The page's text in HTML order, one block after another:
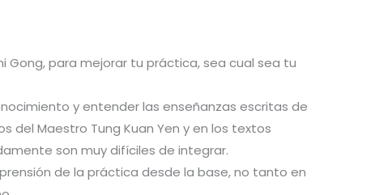
Gong, para mejorar tu práctica, sea cual sea tu
y entender las enseñanzas escritas de
del Maestro Tung Kuan Yen y en los textos
son muy difíciles de integrar.
de la práctica desde la base, no tanto en